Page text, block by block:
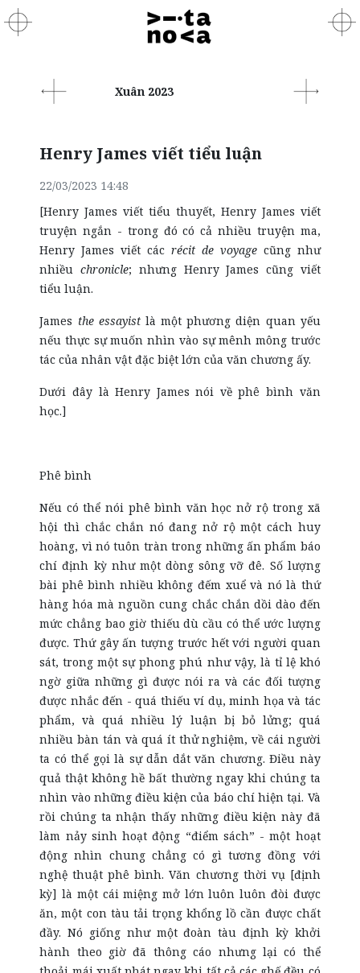
Xuân 2023
Henry James viết tiểu luận
22/03/2023 14:48
[Henry James viết tiểu thuyết, Henry James viết
truyện ngắn - trong đó có cả nhiều truyện ma,
Henry James viết các récit de voyagecũng như
nhiềuchronicle; nhưng Henry James cũng viết
tiểu luận.
James the essayistlà một phương diện quan yếu
nếu thực sự muốn nhìn vào sự mênh mông trước
tác của nhân vật đặc biệt lớn của văn chương ấy.
Dưới đây là Henry James nói về phê bình văn
học.]
Phê bình
Nếu có thể nói phê bình văn học nở rộ trong xã
hội thì chắc chắn nó đang nở rộ một cách huy
hoàng, vì nó tuôn tràn trong những ấn phẩm báo
chí định kỳ như một dòng sông vỡ đê. Số lượng
bài phê bình nhiều không đếm xuể và nó là thứ
hàng hóa mà nguồn cung chắc chắn dồi dào đến
mức chẳng bao giờ thiếu dù cầu có thể ước lượng
được. Thứ gây ấn tượng trước hết với người quan
sát, trong một sự phong phú như vậy, là tỉ lệ khó
ngờ giữa những gì được nói ra và các đối tượng
được nhắc đến - quá thiếu ví dụ, minh họa và tác
phẩm, và quá nhiều lý luận bị bỏ lửng; quá
nhiều bàn tán và quá ít thử nghiệm, về cái người
ta có thể gọi là sự dẫn dắt văn chương. Điều này
quả thật không hề bất thường ngay khi chúng ta
nhìn vào những điều kiện của báo chí hiện tại. Và
rồi chúng ta nhận thấy những điều kiện này đã
làm nảy sinh hoạt động “điểm sách” - một hoạt
động nhìn chung chẳng có gì tương đồng với
nghệ thuật phê bình. Văn chương thời vụ [định
kỳ] là một cái miệng mở lớn luôn luôn đòi được
ăn, một con tàu tải trọng khổng lồ cần được chất
đầy. Nó giống như một đoàn tàu định kỳ khởi
hành theo giờ đã thông cáo nhưng lại có thể